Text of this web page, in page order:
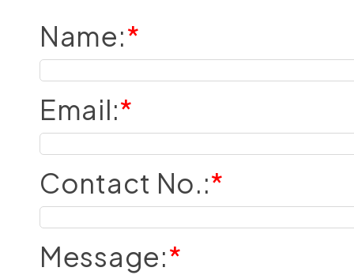
Name:*
Email:*
Contact No.:*
Message:*